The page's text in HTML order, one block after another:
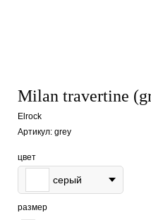
Milan travertine
Elrock
Артикул: grey
цвет
серый
размер